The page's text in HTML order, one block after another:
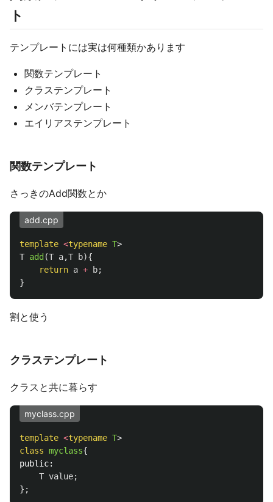
ト
テンプレートには実は何種類かあります
関数テンプレート
クラステンプレート
メンバテンプレート
エイリアステンプレート
関数テンプレート
さっきのAdd関数とか
add.cpp
template <typename T>
T add (T a,T b){
return a + b;
}
割と使う
クラステンプレート
クラスと共に暮らす
myclass.cpp
template <typename T>
class myclass{
public:
T value;
};